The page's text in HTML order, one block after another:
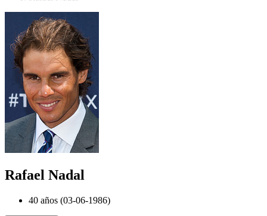
Rafael Nadal
40 años (03-06-1986)